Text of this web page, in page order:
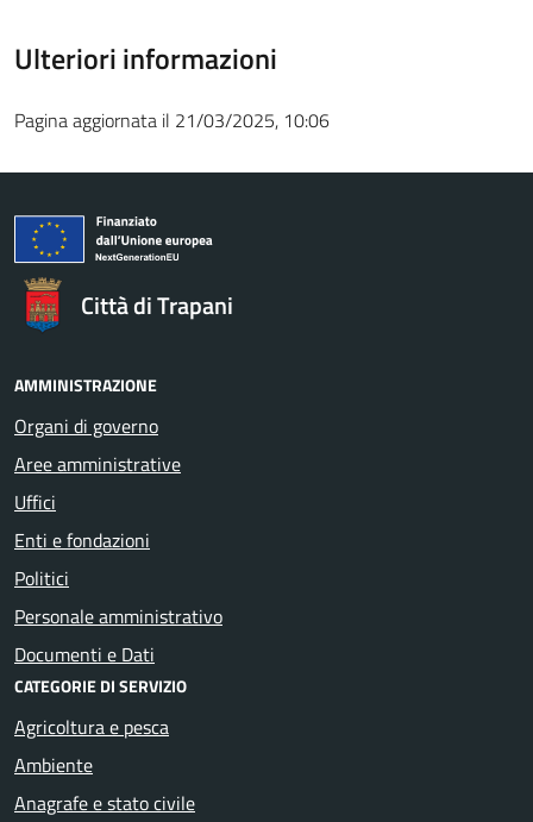
Ulteriori informazioni
Pagina aggiornata il 21/03/2025, 10:06
Città di Trapani
AMMINISTRAZIONE
Organi di governo
Aree amministrative
Uffici
Enti e fondazioni
Politici
Personale amministrativo
Documenti e Dati
CATEGORIE DI SERVIZIO
Agricoltura e pesca
Ambiente
Anagrafe e stato civile